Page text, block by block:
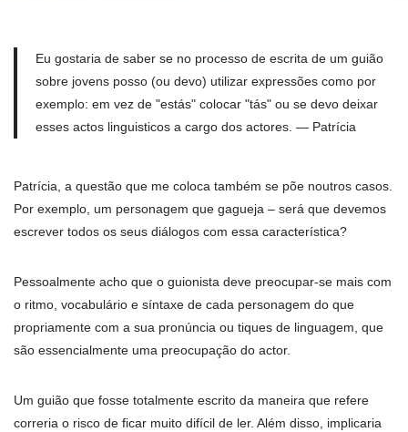
Eu gostaria de saber se no processo de escrita de um guião
sobre jovens posso (ou devo) utilizar expressões como por
exemplo: em vez de "estás" colocar "tás" ou se devo deixar
esses actos linguisticos a cargo dos actores. — Patrícia
Patrícia, a questão que me coloca também se põe noutros casos.
Por exemplo, um personagem que gagueja – será que devemos
escrever todos os seus diálogos com essa característica?
Pessoalmente acho que o guionista deve preocupar-se mais com
o ritmo, vocabulário e síntaxe de cada personagem do que
propriamente com a sua pronúncia ou tiques de linguagem, que
são essencialmente uma preocupação do actor.
Um guião que fosse totalmente escrito da maneira que refere
correria o risco de ficar muito difícil de ler. Além disso, implicaria